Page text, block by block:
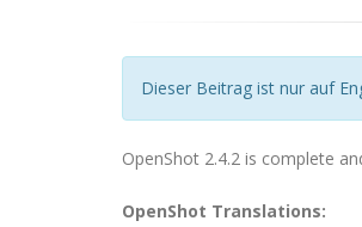
Dieser Beitrag ist nur auf
OpenShot 2.4.2 is complete
OpenShot Translations: